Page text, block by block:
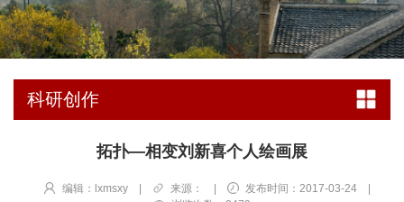
科研创作
拓扑—相变刘新喜个人绘画展
编辑：lxmsxy | 来源： | 发布时间：2017-03-24
|